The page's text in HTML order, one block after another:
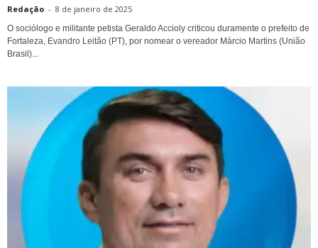
Redação - 8 de janeiro de 2025
O sociólogo e militante petista Geraldo Accioly criticou duramente o prefeito de
Fortaleza, Evandro Leitão (PT), por nomear o vereador Márcio Martins (União
Brasil)...